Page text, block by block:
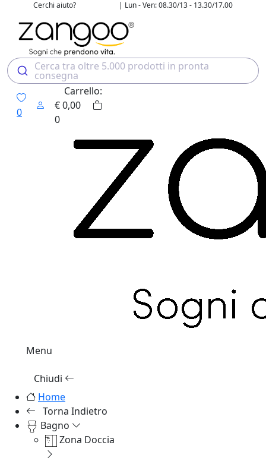
Cerchi aiuto? | Lun - Ven: 08.30/13 - 13.30/17.00
Cerca tra oltre 5.000 prodotti in pronta
consegna
0
Carrello:
€0,00
0
Menu
Chiudi
Home
Torna Indietro
Bagno
Zona Doccia